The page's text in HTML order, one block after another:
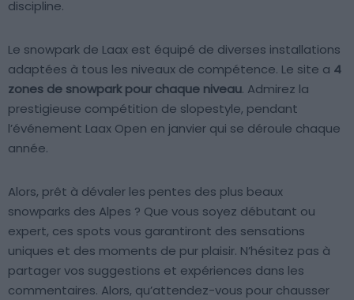
discipline.
Le snowpark de Laax est équipé de diverses installations
adaptées à tous les niveaux de compétence. Le site a 4
zones de snowpark pour chaque niveau. Admirez la
prestigieuse compétition de slopestyle, pendant
l’événement Laax Open en janvier qui se déroule chaque
année.
Alors, prêt à dévaler les pentes des plus beaux
snowparks des Alpes ? Que vous soyez débutant ou
expert, ces spots vous garantiront des sensations
uniques et des moments de pur plaisir. N’hésitez pas à
partager vos suggestions et expériences dans les
commentaires. Alors, qu’attendez-vous pour chausser